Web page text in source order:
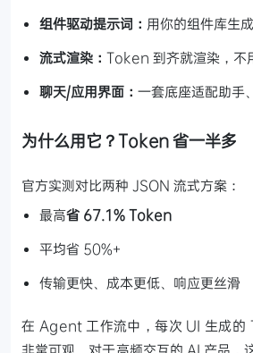
组件驱动提示词： 用你的组件库生
流式渲染： Token 到齐就渲染，不
聊天/应用界面： 一套底座适配助手
为什么用它？Token 省一半多
官方实测对比两种 JSON 流式方案：
最高省 67.1% Token
平均省 50%+
传输更快、成本更低、响应更丝滑
在 Agent 工作流中，每次 UI 生成的